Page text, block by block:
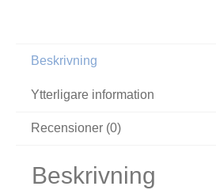
Beskrivning
Ytterligare information
Recensioner (0)
Beskrivning